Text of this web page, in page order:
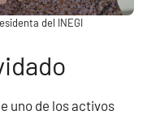
del INEGI
uno de los activos